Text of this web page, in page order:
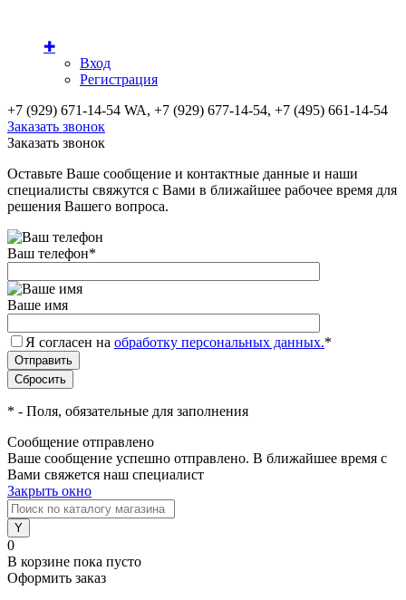
✚
Вход
Регистрация
+7 (929) 671-14-54 WA, +7 (929) 677-14-54, +7 (495) 661-14-54
Заказать звонок
Заказать звонок
Оставьте Ваше сообщение и контактные данные и наши
специалисты свяжутся с Вами в ближайшее рабочее время для
решения Вашего вопроса.
Ваш телефон*
Ваше имя
Я согласен на обработку персональных данных.*
* - Поля, обязательные для заполнения
Сообщение отправлено
Ваше сообщение успешно отправлено. В ближайшее время с
Вами свяжется наш специалист
Закрыть окно
0
В корзине пока пусто
Оформить заказ